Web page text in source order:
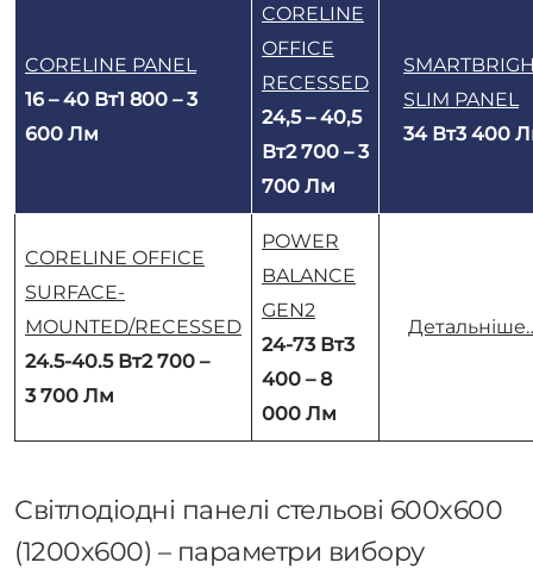
CORELINE PANEL
16 – 40 Вт1 800 – 3
600 Лм
CORELINE
OFFICE
RECESSED
24,5 – 40,5
Вт2 700 – 3
700 Лм
SLIM PANEL
34 Вт3 400
CORELINE OFFICE
SURFACE-
MOUNTED/RECESSED
24.5-40.5 Вт2 700 –
3 700 Лм
POWER
BALANCE
GEN2
24-73 Вт3
400 – 8
000 Лм
Світлодіодні панелі стельові 600х600
(1200х600) – параметри вибору